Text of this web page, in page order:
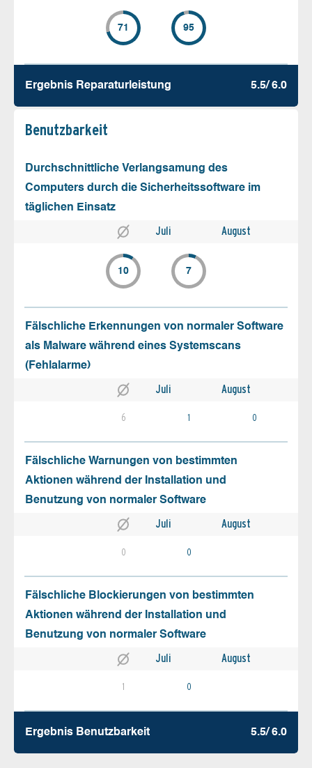
71 95
Ergebnis Reparatur­leistung 5.5/ 6.0
Benutz­barkeit
Durchschnittliche Verlangsamung des
Computers durch die Sicherheitssoftware im
täglichen Einsatz
Juli August
10 7
Fälschliche Erkennungen von normaler Software
als Malware während eines Systemscans
(Fehlalarme)
Juli August
6 1 0
Fälschliche Warnungen von bestimmten
Aktionen während der Installation und
Benutzung von normaler Software
Juli August
0 0
Fälschliche Blockierungen von bestimmten
Aktionen während der Installation und
Benutzung von normaler Software
Juli August
1 0
Ergebnis Benutz­barkeit 5.5/ 6.0